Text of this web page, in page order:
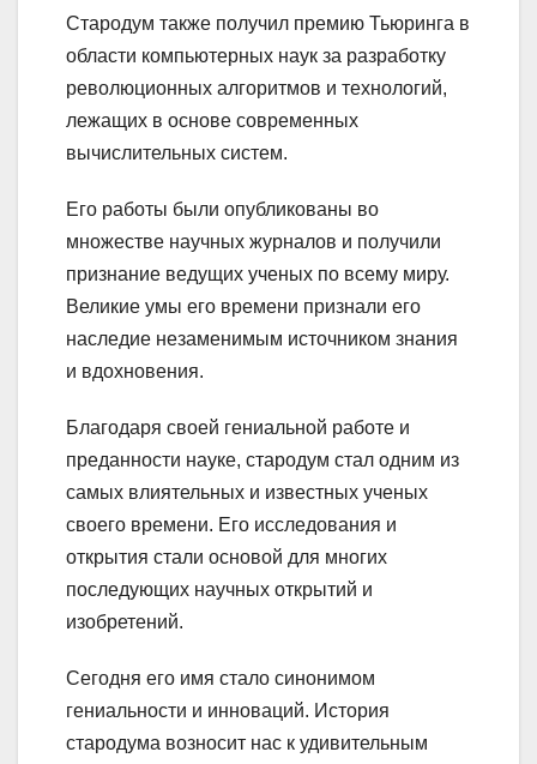
Стародум также получил премию Тьюринга в
области компьютерных наук за разработку
революционных алгоритмов и технологий,
лежащих в основе современных
вычислительных систем.
Его работы были опубликованы во
множестве научных журналов и получили
признание ведущих ученых по всему миру.
Великие умы его времени признали его
наследие незаменимым источником знания
и вдохновения.
Благодаря своей гениальной работе и
преданности науке, стародум стал одним из
самых влиятельных и известных ученых
своего времени. Его исследования и
открытия стали основой для многих
последующих научных открытий и
изобретений.
Сегодня его имя стало синонимом
гениальности и инноваций. История
стародума возносит нас к удивительным